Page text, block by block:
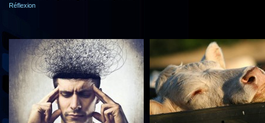
Réflexion